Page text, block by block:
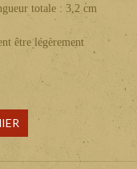
totale : 3,2 cm
être légèrement